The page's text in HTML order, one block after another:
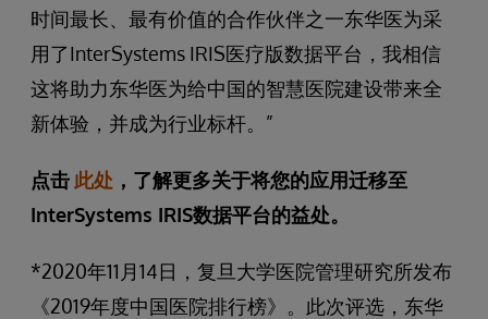
时间最长、最有价值的合作伙伴之一东华医为采
用了InterSystems IRIS医疗版数据平台，我相信
这将助力东华医为给中国的智慧医院建设带来全
新体验，并成为行业标杆。”
点击 此处 ，了解更多关于将您的应用迁移至
InterSystems IRIS数据平台的益处。
*2020年11月14日，复旦大学医院管理研究所发布
《2019年度中国医院排行榜》。此次评选，东华